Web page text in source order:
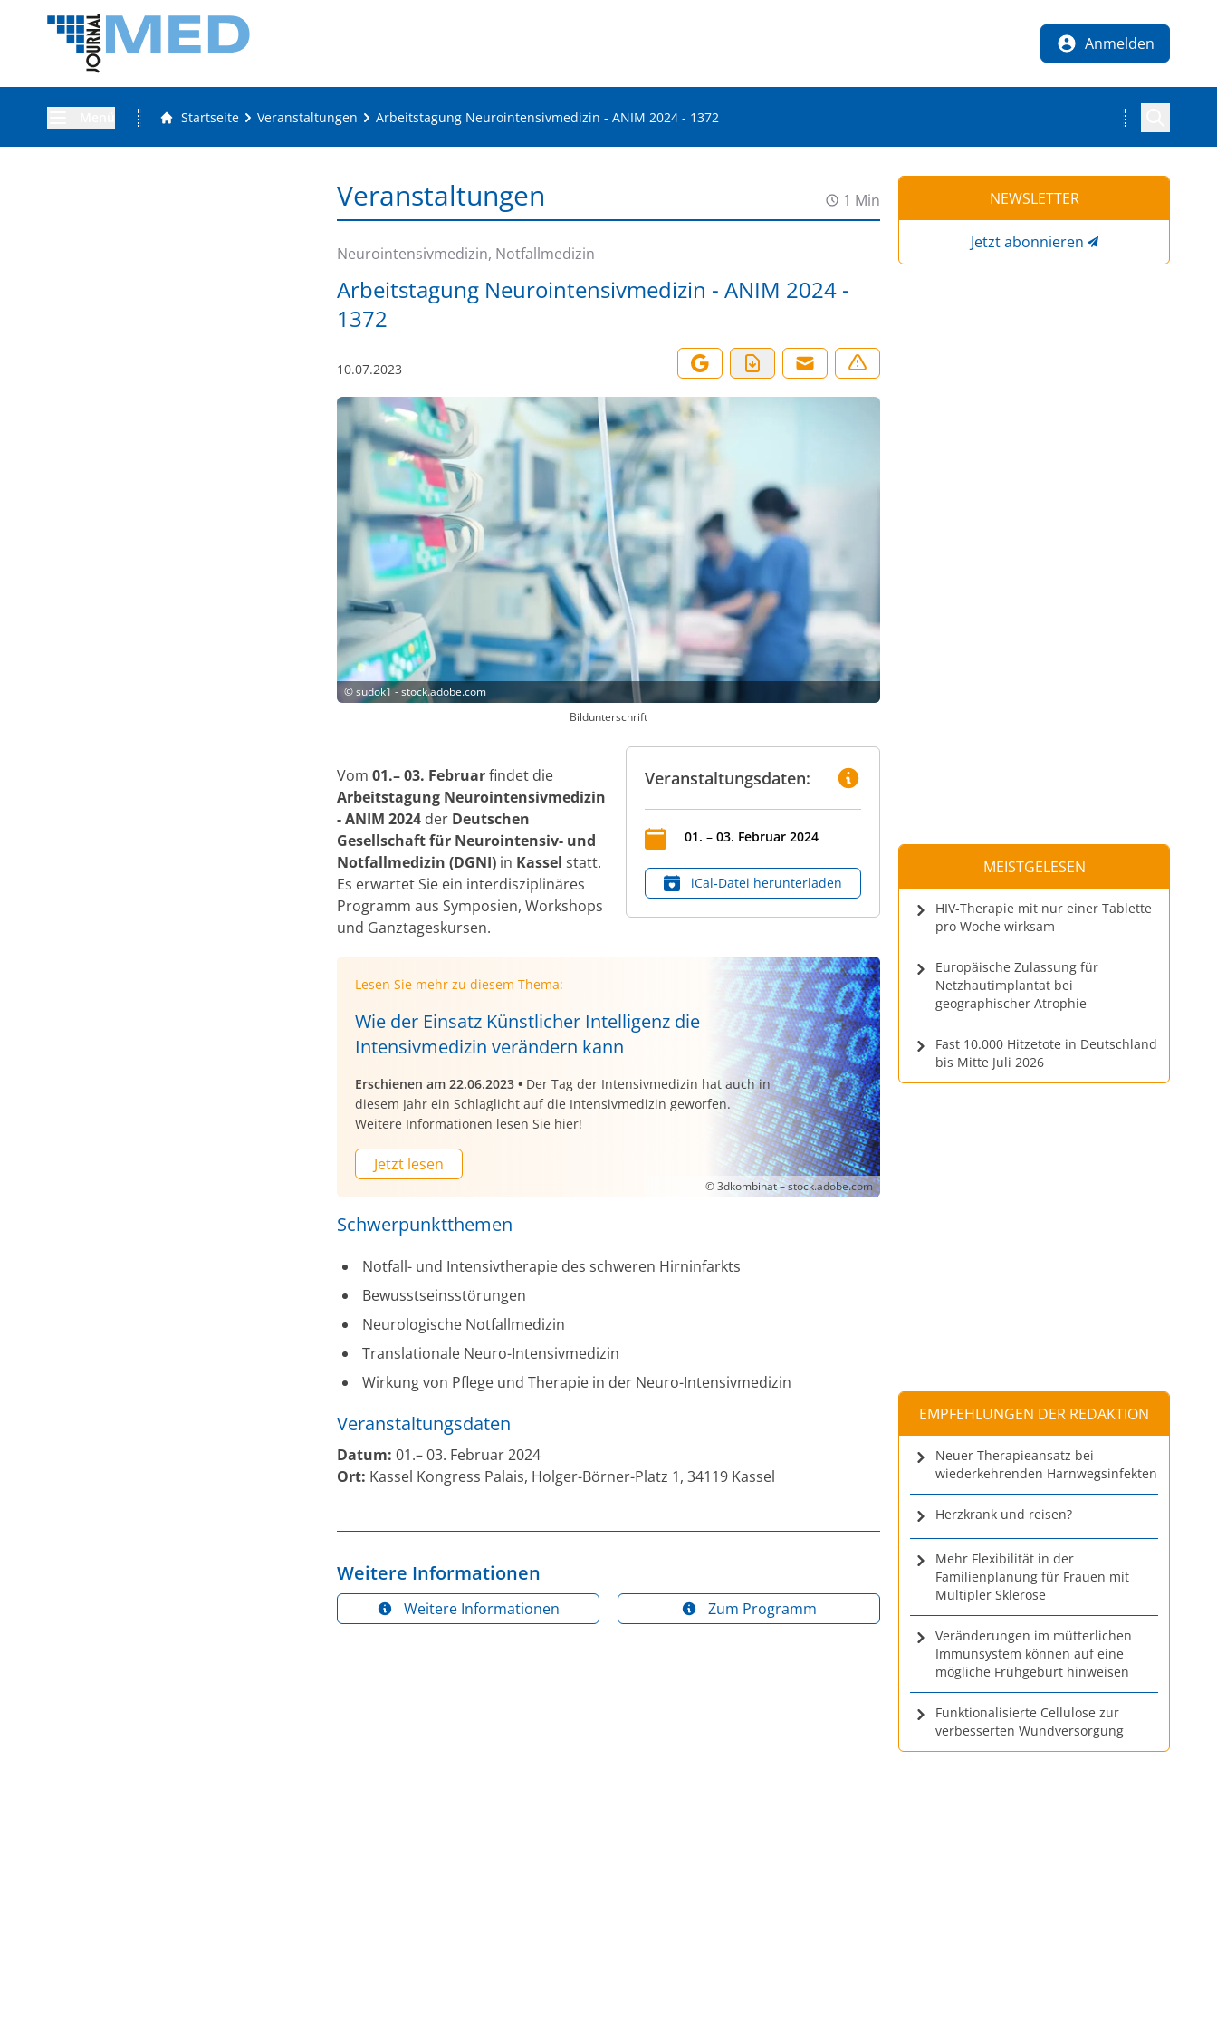
Anmelden
Startseite Veranstaltungen Arbeitstagung Neurointensivmedizin - ANIM 2024 - 1372
Veranstaltungen 1 Min
Neurointensivmedizin, Notfallmedizin
Arbeitstagung Neurointensivmedizin - ANIM 2024 -
1372
10.07.2023
©sudok1 - stock.adobe.com
Bildunterschrift
Veranstaltungsdaten:
01. – 03. Februar 2024
iCal‑Datei herunterladen
Vom 01.– 03. Februarfindet die
Arbeitstagung Neurointensivmedizin
- ANIM 2024 der Deutschen
Gesellschaft für Neurointensiv- und
Notfallmedizin (DGNI) in Kassel statt.
Es erwartet Sie ein interdisziplinäres
Programm aus Symposien, Workshops
und Ganztageskursen.
Lesen Sie mehr zu diesem Thema:
Wie der Einsatz Künstlicher Intelligenz die
Intensivmedizin verändern kann
Erschienen am 22.06.2023 • Der Tag der Intensivmedizin hat auch in
diesem Jahr ein Schlaglicht auf die Intensivmedizin geworfen.
Weitere Informationen lesen Sie hier!
Jetzt lesen
© 3dkombinat – stock.adobe.com
Schwerpunktthemen
Notfall- und Intensivtherapie des schweren Hirninfarkts
Bewusstseinsstörungen
Neurologische Notfallmedizin
Translationale Neuro-Intensivmedizin
Wirkung von Pflege und Therapie in der Neuro-Intensivmedizin
Veranstaltungsdaten
Datum: 01.– 03. Februar 2024
Ort: Kassel Kongress Palais, Holger-Börner-Platz 1, 34119 Kassel
Weitere Informationen
Weitere Informationen Zum Programm
NEWSLETTER
Jetzt abonnieren
MEISTGELESEN
HIV-Therapie mit nur einer Tablette
pro Woche wirksam
Europäische Zulassung für
Netzhautimplantat bei
geographischer Atrophie
Fast 10.000 Hitzetote in Deutschland
bis Mitte Juli 2026
EMPFEHLUNGEN DER REDAKTION
Neuer Therapieansatz bei
wiederkehrenden Harnwegsinfekten
Herzkrank und reisen?
Mehr Flexibilität in der
Familienplanung für Frauen mit
Multipler Sklerose
Veränderungen im mütterlichen
Immunsystem können auf eine
mögliche Frühgeburt hinweisen
Funktionalisierte Cellulose zur
verbesserten Wundversorgung